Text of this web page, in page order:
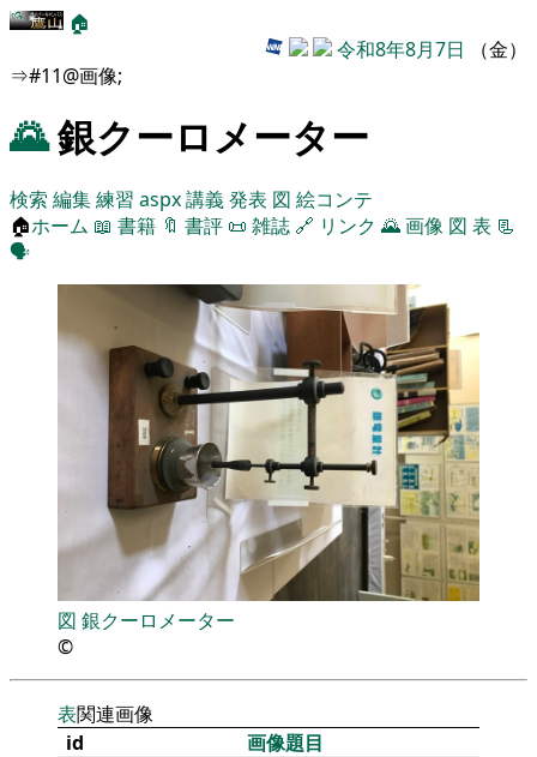
🏠
令和8年8月7日 （金）
⇒#11@画像;
🌄銀クーロメーター
検索 編集練習 aspx講義発表 図 絵コンテ
🏠ホーム 📖 書籍 🔖 書評 📜 雑誌 🔗 リンク 🌄画像 図 表 📃
🗣️
図 銀クーロメーター
©
表関連画像
id
画像題目